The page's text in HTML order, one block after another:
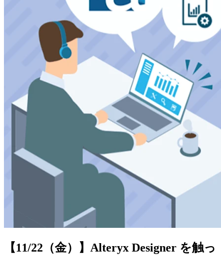
【11/22（金）】Alteryx Designer を触っ